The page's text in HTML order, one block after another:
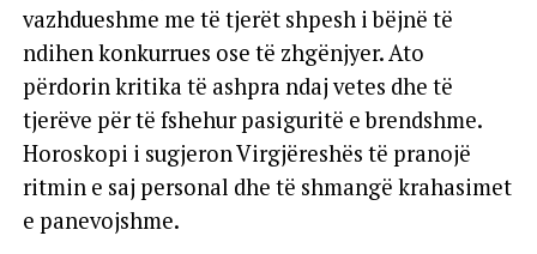
vazhdueshme me të tjerët shpesh i bëjnë të
ndihen konkurrues ose të zhgënjyer. Ato
përdorin kritika të ashpra ndaj vetes dhe të
tjerëve për të fshehur pasiguritë e brendshme.
Horoskopi i sugjeron Virgjëreshës të pranojë
ritmin e saj personal dhe të shmangë krahasimet
e panevojshme.